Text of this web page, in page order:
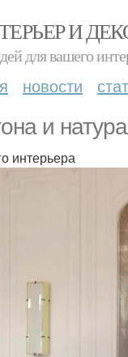
И
для вашего
новости
и
интерьера